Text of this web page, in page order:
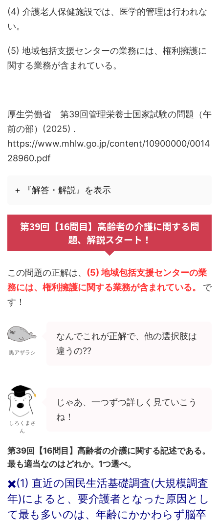
(4) 介護老人保健施設では、医学的管理は行われな
い。
(5) 地域包括支援センターの業務には、権利擁護に
関する業務が含まれている。
厚生労働省 第39回管理栄養士国家試験の問題（午
前の部）(2025) .
https://www.mhlw.go.jp/content/10900000/0014
28960.pdf
+ 『解答・解説』を表示
第39回【16問目】高齢者の介護に関する問
題、解説スタート！
この問題の正解は、 (5) 地域包括支援センターの業
務には、権利擁護に関する業務が含まれている。
で
す！
黒アザラシ
なんでこれが正解で、他の選択肢は
違うの??
しろくまさ
ん
じゃあ、一つずつ詳しく見ていこう
ね！
第39回【16問目】高齢者の介護に関する記述である。
最も適当なのはどれか。1つ選べ。
✖️(1) 直近の国民生活基礎調査(大規模調査
年)によると、要介護者となった原因とし
て最も多いのは、年齢にかかわらず脳卒